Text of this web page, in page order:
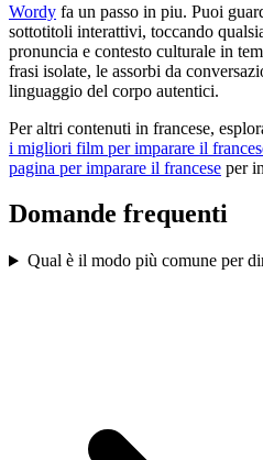
Wordy fa un passo in piu. Puoi
sottotitoli interattivi, toccando
pronuncia e contesto culturale in
frasi isolate, le assorbi da
linguaggio del corpo autentici.
Per altri contenuti in francese,
i migliori film per imparare il
pagina per imparare il francese per
Domande frequenti
Qual è il modo più comune per